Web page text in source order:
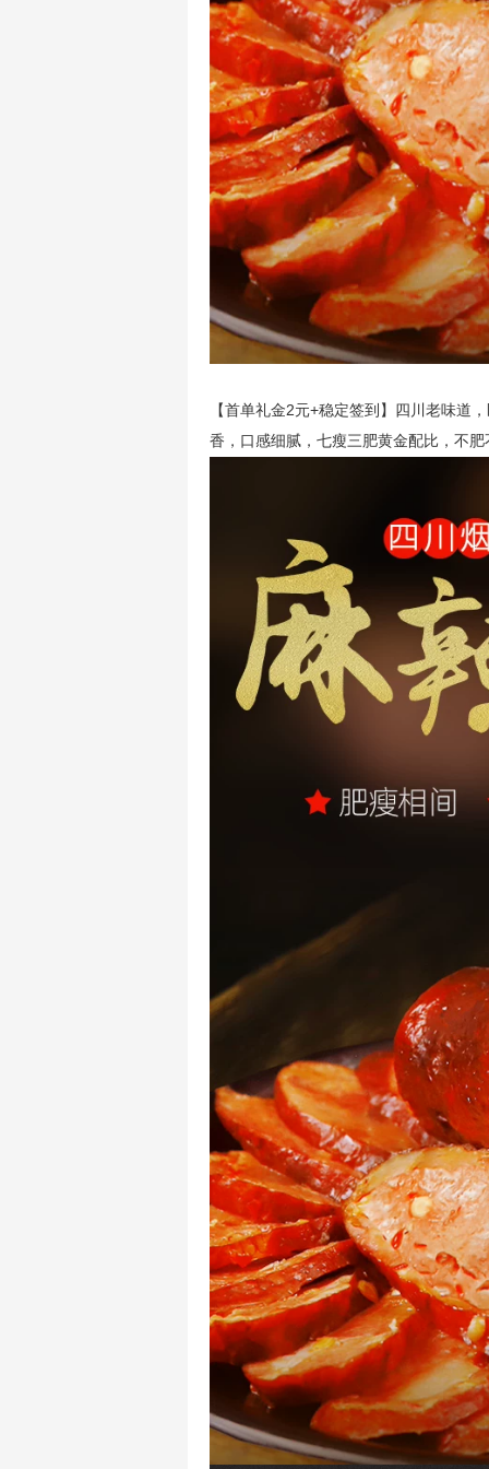
【首单礼金2元+稳定签到】四川老味道
香，口感细腻，七瘦三肥黄金配比，不